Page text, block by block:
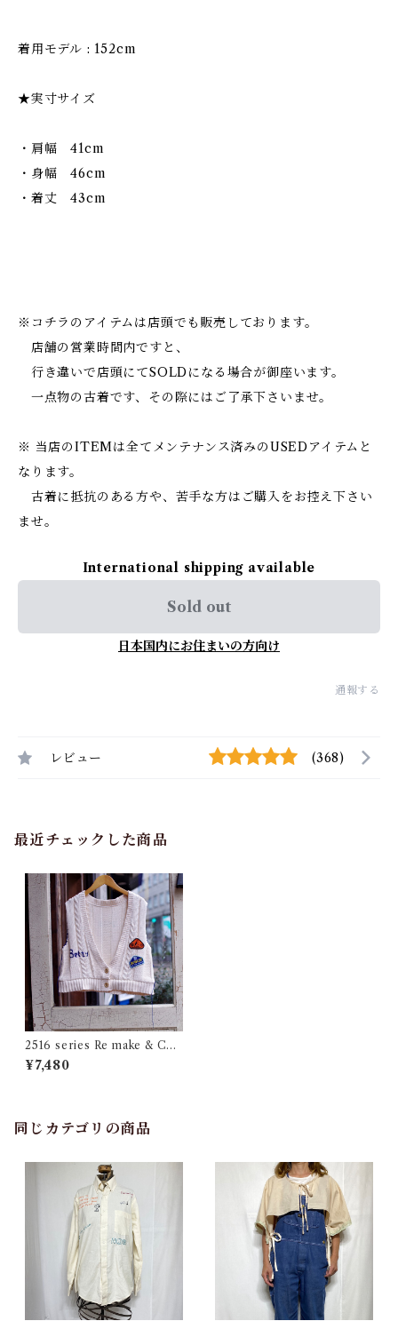
着用モデル : 152cm
★実寸サイズ
・肩幅 41cm
・身幅 46cm
・着丈 43cm
※コチラのアイテムは店頭でも販売しております。
店舗の営業時間内ですと、
行き違いで店頭にてSOLDになる場合が御座います。
一点物の古着です、その際にはご了承下さいませ。
※ 当店のITEMは全てメンテナンス済みのUSEDアイテムと
なります。
古着に抵抗のある方や、苦手な方はご購入をお控え下さい
ませ。
International shipping available
Sold out
日本国内にお住まいの方向け
通報する
レビュー (368)
最近チェックした商品
2516 series Re make & Cus
tom Cotton Knit Vest / リメ
イク & カスタム コットン ニ
¥7,480
同じカテゴリの商品